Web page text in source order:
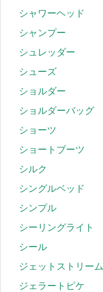
シャワーヘッド
シャンプー
シュレッダー
シューズ
ショルダー
ショルダーバッグ
ショーツ
ショートブーツ
シルク
シングルベッド
シンプル
シーリングライト
シール
ジェットストリーム
ジェラートピケ